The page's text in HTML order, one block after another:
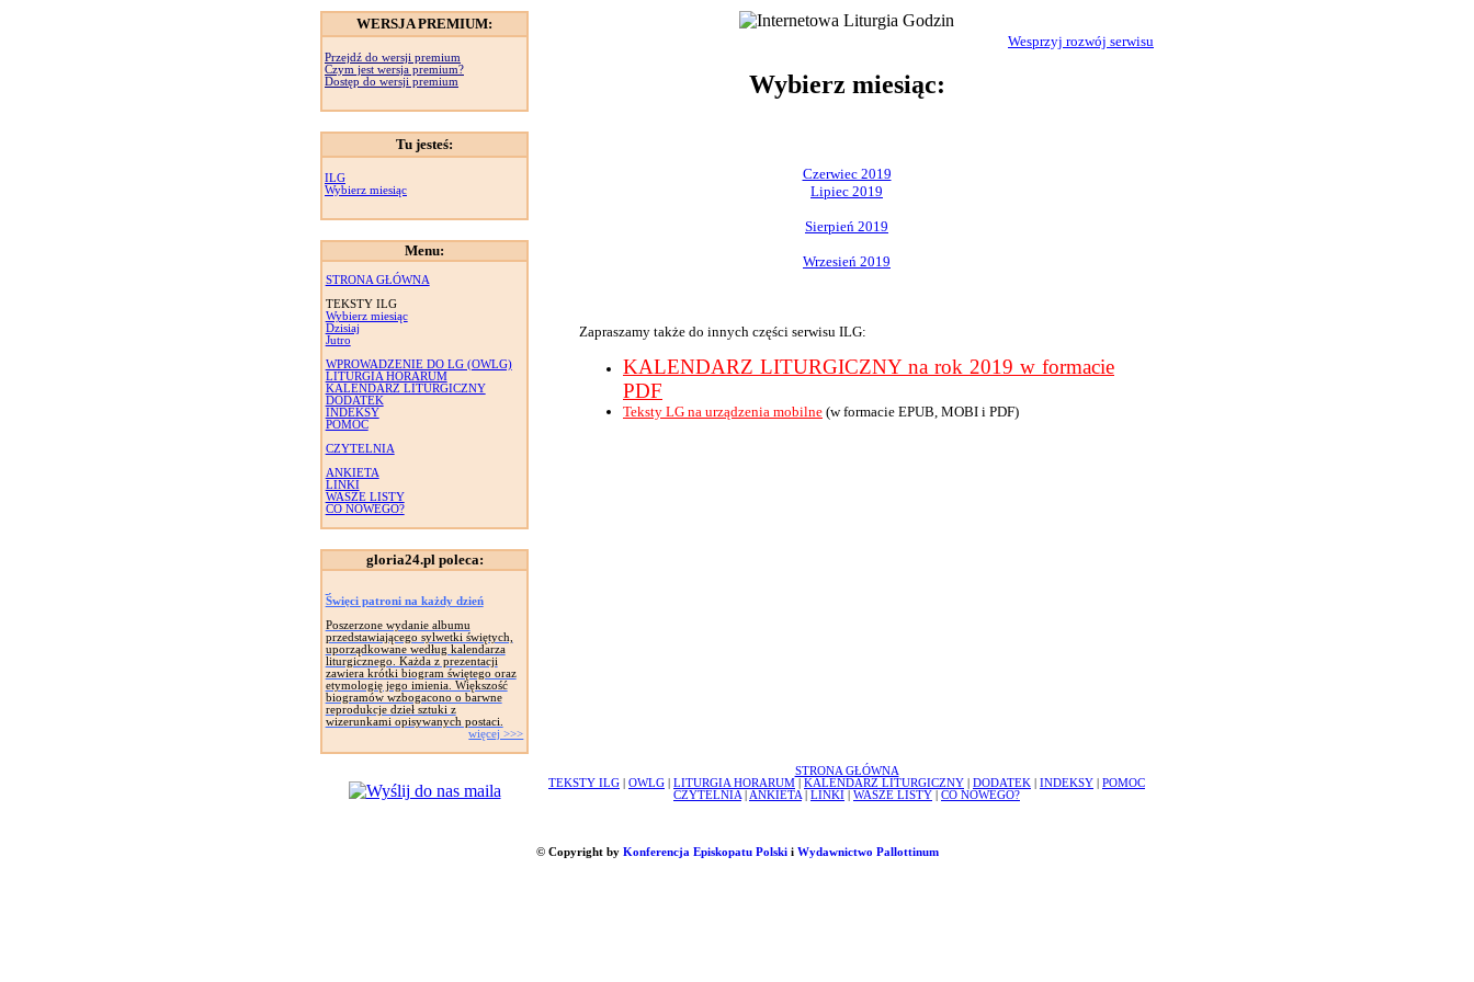
WERSJA PREMIUM:
Przejdź do wersji premium
Czym jest wersja premium?
Dostęp do wersji premium
Tu jesteś:
ILG
Wybierz miesiąc
Menu:
STRONA GŁÓWNA
TEKSTY ILG
Wybierz miesiąc
Dzisiaj
Jutro
WPROWADZENIE DO LG (OWLG)
LITURGIA HORARUM
KALENDARZ LITURGICZNY
DODATEK
INDEKSY
POMOC
CZYTELNIA
ANKIETA
LINKI
WASZE LISTY
CO NOWEGO?
gloria24.pl poleca:
Święci patroni na każdy dzień
Poszerzone wydanie albumu
przedstawiającego sylwetki świętych,
uporządkowane według kalendarza
liturgicznego. Każda z prezentacji
zawiera krótki biogram świętego oraz
etymologię jego imienia. Większość
biogramów wzbogacono o barwne
reprodukcje dzieł sztuki z
wizerunkami opisywanych postaci.
więcej >>>
Wesprzyj rozwój serwisu
Wybierz miesiąc:
Czerwiec 2019
Lipiec 2019
Sierpień 2019
Wrzesień 2019
Zapraszamy także do innych części serwisu ILG:
KALENDARZ LITURGICZNY na rok 2019 w formacie
PDF
Teksty LG na urządzenia mobilne (w formacie EPUB, MOBI i PDF)
STRONA GŁÓWNA
TEKSTY ILG
OWLG LITURGIA HORARUM KALENDARZ LITURGICZNY DODATEK INDEKSY
POMOC
CZYTELNIA
ANKIETA LINKI WASZE LISTY CO NOWEGO?
© Copyright by Konferencja Episkopatu Polskii Wydawnictwo Pallottinum